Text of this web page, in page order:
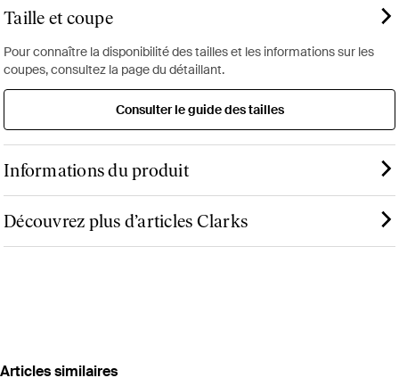
Taille et coupe
Pour connaître la disponibilité des tailles et les informations sur les
coupes, consultez la page du détaillant.
Consulter le guide des tailles
Informations du produit
Découvrez plus d’articles Clarks
Articles similaires